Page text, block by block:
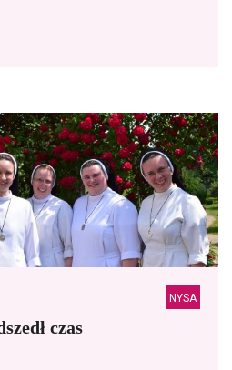
NYSA
czas